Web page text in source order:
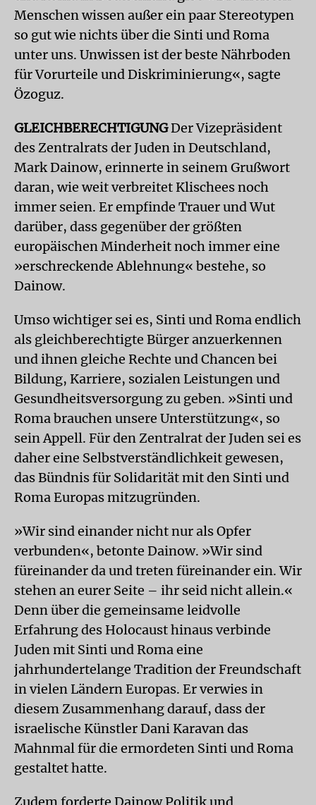
Menschen wissen außer ein paar Stereotypen
so gut wie nichts über die Sinti und Roma
unter uns. Unwissen ist der beste Nährboden
für Vorurteile und Diskriminierung«, sagte
Özoguz.
GLEICHBERECHTIGUNGDer Vizepräsident
des Zentralrats der Juden in Deutschland,
Mark Dainow, erinnerte in seinem Grußwort
daran, wie weit verbreitet Klischees noch
immer seien. Er empfinde Trauer und Wut
darüber, dass gegenüber der größten
europäischen Minderheit noch immer eine
»erschreckende Ablehnung« bestehe, so
Dainow.
Umso wichtiger sei es, Sinti und Roma endlich
als gleichberechtigte Bürger anzuerkennen
und ihnen gleiche Rechte und Chancen bei
Bildung, Karriere, sozialen Leistungen und
Gesundheitsversorgung zu geben. »Sinti und
Roma brauchen unsere Unterstützung«, so
sein Appell. Für den Zentralrat der Juden sei es
daher eine Selbstverständlichkeit gewesen,
das Bündnis für Solidarität mit den Sinti und
Roma Europas mitzugründen.
»Wir sind einander nicht nur als Opfer
verbunden«, betonte Dainow. »Wir sind
füreinander da und treten füreinander ein. Wir
stehen an eurer Seite – ihr seid nicht allein.«
Denn über die gemeinsame leidvolle
Erfahrung des Holocaust hinaus verbinde
Juden mit Sinti und Roma eine
jahrhundertelange Tradition der Freundschaft
in vielen Ländern Europas. Er verwies in
diesem Zusammenhang darauf, dass der
israelische Künstler Dani Karavan das
Mahnmal für die ermordeten Sinti und Roma
gestaltet hatte.
Zudem forderte Dainow Politik und